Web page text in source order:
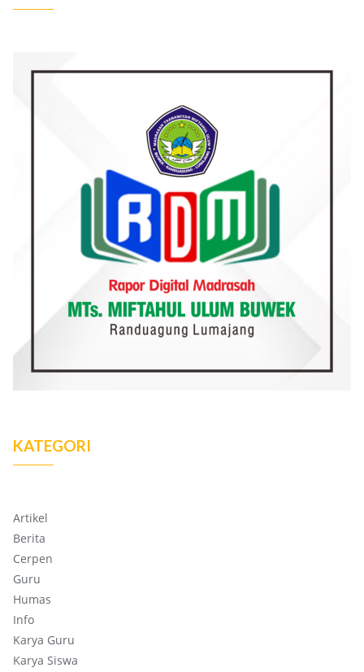
KATEGORI
Artikel
Berita
Cerpen
Guru
Humas
Info
Karya Guru
Karya Siswa